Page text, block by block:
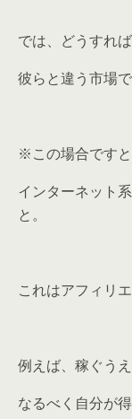
では、どうすれ
彼らと違う市場
※この場合です
インターネット
と。
これはアフィリ
例えば、稼ぐう
なるべく自分が